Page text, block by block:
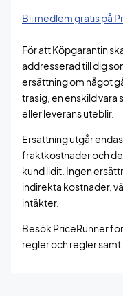
Bli medlem gratis på
För att Köpgarantin
addresserad till dig
ersättning om något
trasig, en enskild vara
eller leverans uteblir.
Ersättning utgår
fraktkostnader och
kund lidit. Ingen
indirekta kostnader,
intäkter.
Besök PriceRunner
regler och regler